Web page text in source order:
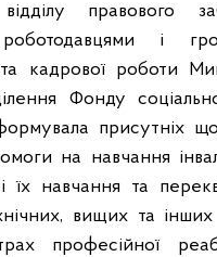
правового
і
та кадрової роботи
Фонду
присутніх
на навчання
їх навчання та
вищих та
професійної